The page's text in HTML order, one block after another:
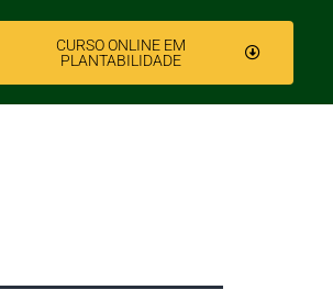
CURSO ONLINE EM
PLANTABILIDADE